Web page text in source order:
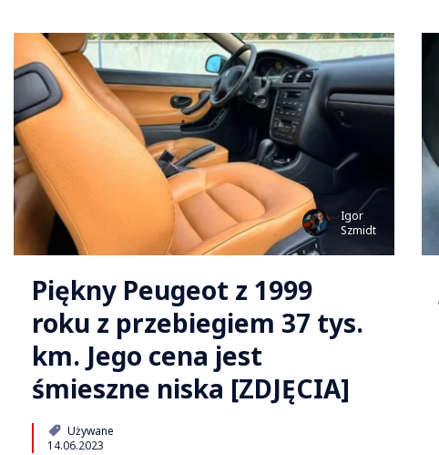
Igor
Szmidt
Piękny Peugeot z 1999
roku z przebiegiem 37 tys.
km. Jego cena jest
śmieszne niska [ZDJĘCIA]
Używane
14.06.2023